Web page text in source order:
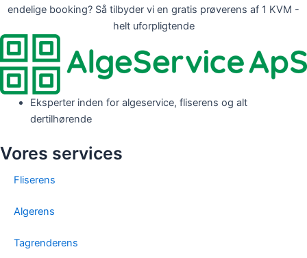
endelige booking? Så tilbyder vi en gratis prøverens af 1 KVM -
helt uforpligtende
Eksperter inden for algeservice, fliserens og alt
dertilhørende
Vores services
Fliserens
Algerens
Tagrenderens